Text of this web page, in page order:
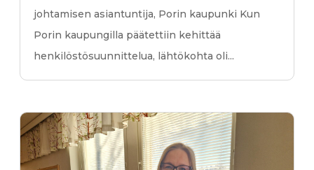
johtamisen asiantuntija, Porin kaupunki Kun
Porin kaupungilla päätettiin kehittää
henkilöstösuunnittelua, lähtökohta oli...